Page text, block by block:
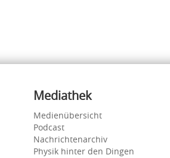
Mediathek
Medienübersicht
Podcast
Nachrichtenarchiv
Physik hinter den Dingen